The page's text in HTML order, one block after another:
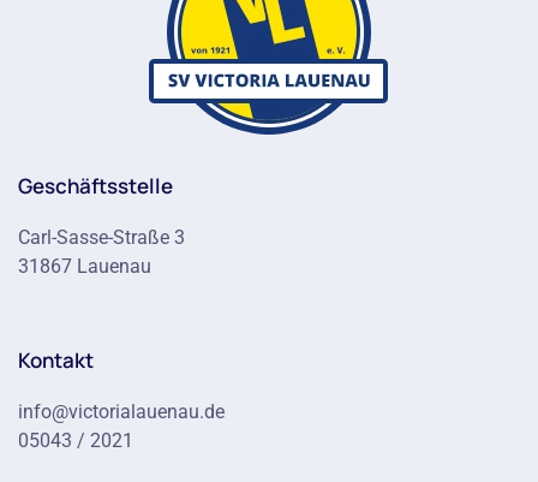
Geschäftsstelle
Carl-Sasse-Straße 3
31867 Lauenau
Kontakt
info@victorialauenau.de
05043 / 2021